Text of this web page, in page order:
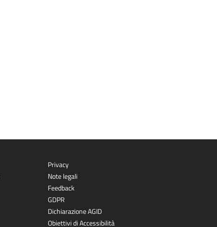
Privacy
Note legali
Feedback
GDPR
Dichiarazione AGID
Obiettivi di Accessibilità